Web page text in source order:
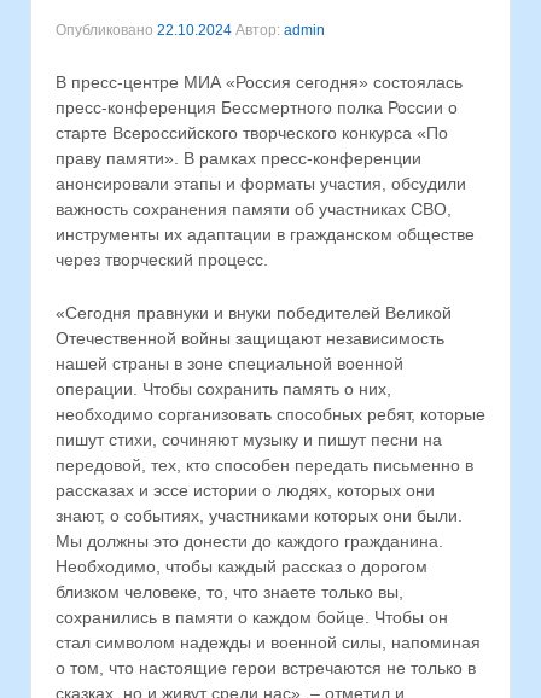
Опубликовано 22.10.2024 Автор: admin
В пресс-центре МИА «Россия сегодня» состоялась
пресс-конференция Бессмертного полка России о
старте Всероссийского творческого конкурса «По
праву памяти». В рамках пресс-конференции
анонсировали этапы и форматы участия, обсудили
важность сохранения памяти об участниках СВО,
инструменты их адаптации в гражданском обществе
через творческий процесс.
«Сегодня правнуки и внуки победителей Великой
Отечественной войны защищают независимость
нашей страны в зоне специальной военной
операции. Чтобы сохранить память о них,
необходимо сорганизовать способных ребят, которые
пишут стихи, сочиняют музыку и пишут песни на
передовой, тех, кто способен передать письменно в
рассказах и эссе истории о людях, которых они
знают, о событиях, участниками которых они были.
Мы должны это донести до каждого гражданина.
Необходимо, чтобы каждый рассказ о дорогом
близком человеке, то, что знаете только вы,
сохранились в памяти о каждом бойце. Чтобы он
стал символом надежды и военной силы, напоминая
о том, что настоящие герои встречаются не только в
сказках, но и живут среди нас», – отметил и